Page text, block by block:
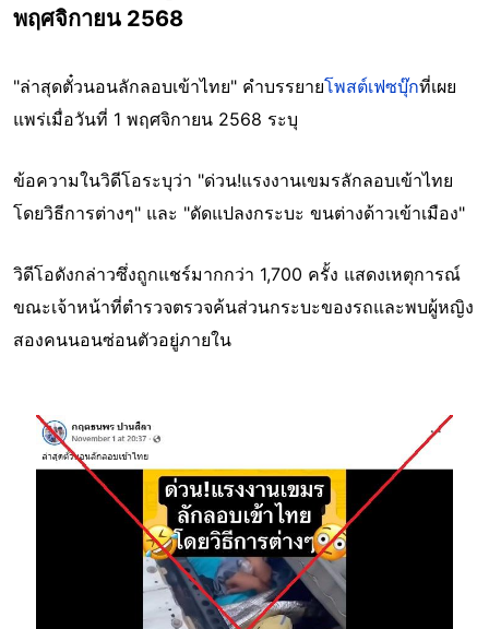
พฤศจิกายน 2568
"ล่าสุดตั๋วนอนลักลอบเข้าไทย" คำบรรยายโพสต์เฟซบุ๊กที่เผย
แพร่เมื่อวันที่ 1 พฤศจิกายน 2568 ระบุ
ข้อความในวิดีโอระบุว่า "ด่วน!แรงงานเขมรลักลอบเข้าไทย
โดยวิธีการต่างๆ" และ "ดัดแปลงกระบะ ขนต่างด้าวเข้าเมือง"
วิดีโอดังกล่าวซึ่งถูกแชร์มากกว่า 1,700 ครั้ง แสดงเหตุการณ์
ขณะเจ้าหน้าที่ตำรวจตรวจค้นส่วนกระบะของรถและพบผู้หญิง
สองคนนอนซ่อนตัวอยู่ภายใน
Image